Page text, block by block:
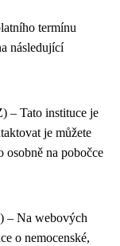
termínu
následující
– Tato instituce je
je můžete
na pobočce
– Na webových
o nemocenské,